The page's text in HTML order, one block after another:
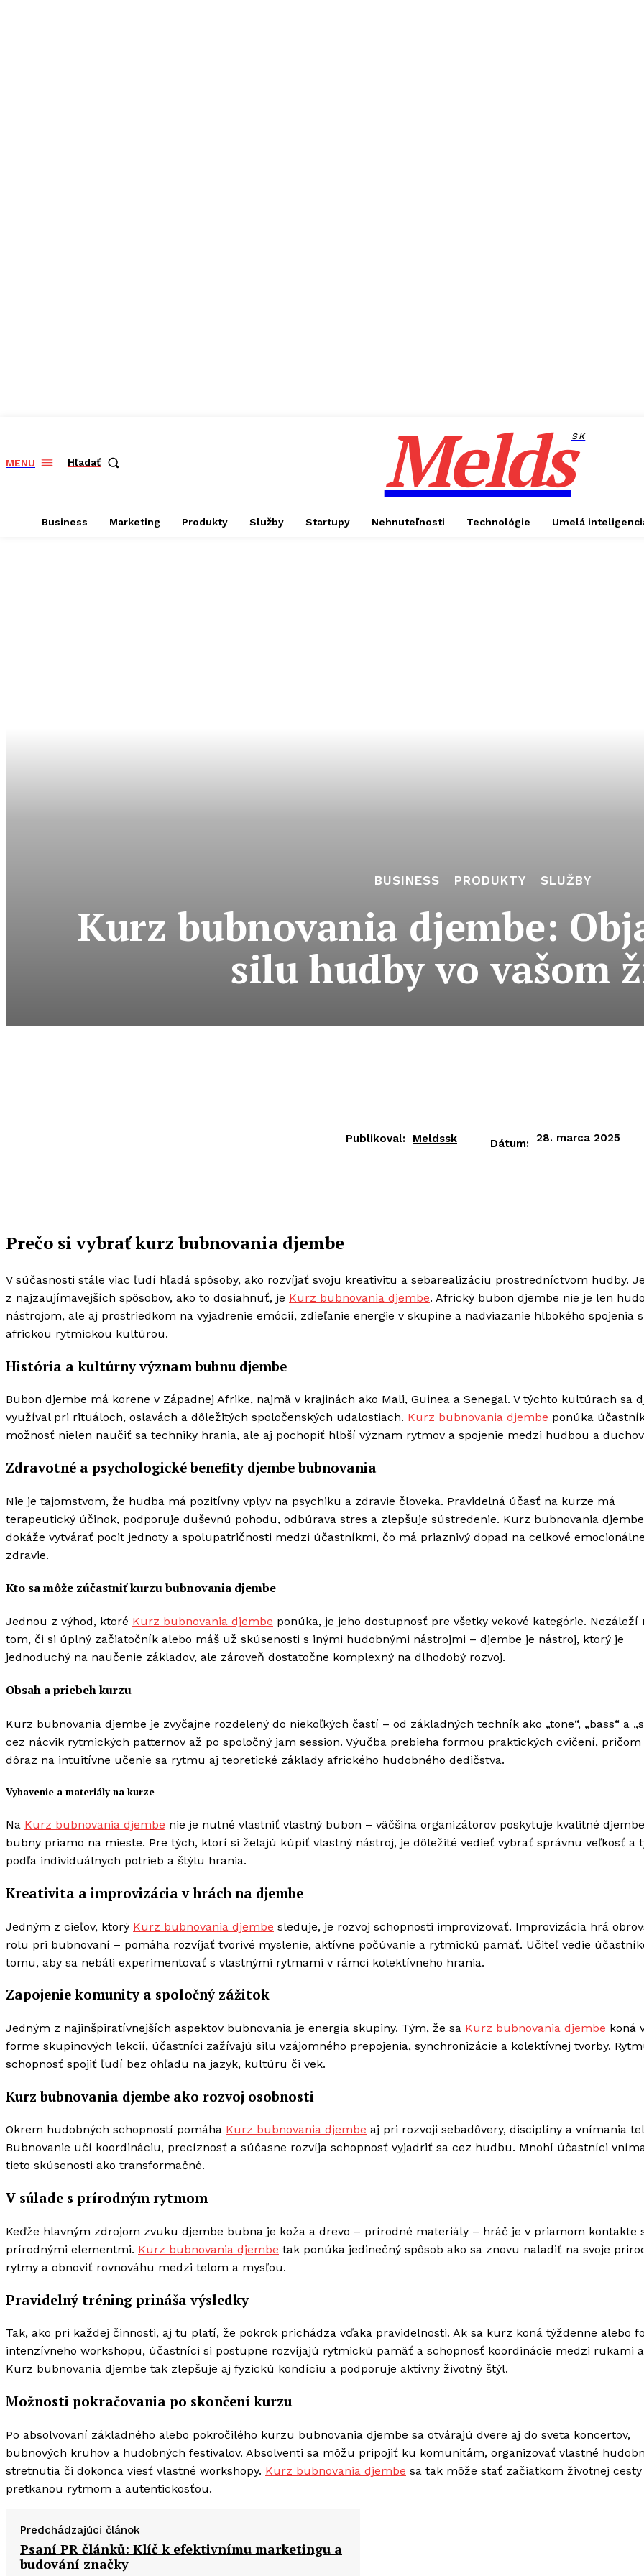
MENU Hľadať MeldsSK
Business Marketing Produkty Služby Startupy Nehnuteľnosti Technológie Umelá
BUSINESS PRODUKTY SLUŽBY
Kurz bubnovania djembe:
silu hudby vo vašom
Publikoval: Meldssk Dátum: 28. marca 2025
Prečo si vybrať kurz bubnovania djembe
V súčasnosti stále viac ľudí hľadá spôsoby, ako rozvíjať svoju kreativitu a sebarealizáciu prostredníctvom hudby.
z najzaujímavejších spôsobov, ako to dosiahnuť, je Kurz bubnovania djembe. Africký bubon djembe nie je len
nástrojom, ale aj prostriedkom na vyjadrenie emócií, zdieľanie energie v skupine a nadviazanie hlbokého spojenia s
africkou rytmickou kultúrou.
História a kultúrny význam bubnu djembe
Bubon djembe má korene v Západnej Afrike, najmä v krajinách ako Mali, Guinea a Senegal. V týchto kultúrach sa
využíval pri rituáloch, oslavách a dôležitých spoločenských udalostiach. Kurz bubnovania djembe ponúka
možnosť nielen naučiť sa techniky hrania, ale aj pochopiť hlbší význam rytmov a spojenie medzi hudbou a
Zdravotné a psychologické benefity djembe bubnovania
Nie je tajomstvom, že hudba má pozitívny vplyv na psychiku a zdravie človeka. Pravidelná účasť na kurze má
terapeutický účinok, podporuje duševnú pohodu, odbúrava stres a zlepšuje sústredenie. Kurz bubnovania djembe
dokáže vytvárať pocit jednoty a spolupatričnosti medzi účastníkmi, čo má priaznivý dopad na celkové emocionálne
zdravie.
Kto sa môže zúčastniť kurzu bubnovania djembe
Jednou z výhod, ktoré Kurz bubnovania djembe ponúka, je jeho dostupnosť pre všetky vekové kategórie. Nezáleží
tom, či si úplný začiatočník alebo máš už skúsenosti s inými hudobnými nástrojmi – djembe je nástroj, ktorý je
jednoduchý na naučenie základov, ale zároveň dostatočne komplexný na dlhodobý rozvoj.
Obsah a priebeh kurzu
Kurz bubnovania djembe je zvyčajne rozdelený do niekoľkých častí – od základných techník ako „tone“, „bass“ a
cez nácvik rytmických patternov až po spoločný jam session. Výučba prebieha formou praktických cvičení, pričom
dôraz na intuitívne učenie sa rytmu aj teoretické základy afrického hudobného dedičstva.
Vybavenie a materiály na kurze
Na Kurz bubnovania djembe nie je nutné vlastniť vlastný bubon – väčšina organizátorov poskytuje kvalitné djembe
bubny priamo na mieste. Pre tých, ktorí si želajú kúpiť vlastný nástroj, je dôležité vedieť vybrať správnu veľkosť a
podľa individuálnych potrieb a štýlu hrania.
Kreativita a improvizácia v hrách na djembe
Jedným z cieľov, ktorý Kurz bubnovania djembe sleduje, je rozvoj schopnosti improvizovať. Improvizácia hrá
rolu pri bubnovaní – pomáha rozvíjať tvorivé myslenie, aktívne počúvanie a rytmickú pamäť. Učiteľ vedie
tomu, aby sa nebáli experimentovať s vlastnými rytmami v rámci kolektívneho hrania.
Zapojenie komunity a spoločný zážitok
Jedným z najinšpiratívnejších aspektov bubnovania je energia skupiny. Tým, že sa Kurz bubnovania djembe koná
forme skupinových lekcií, účastníci zažívajú silu vzájomného prepojenia, synchronizácie a kolektívnej tvorby.
schopnosť spojiť ľudí bez ohľadu na jazyk, kultúru či vek.
Kurz bubnovania djembe ako rozvoj osobnosti
Okrem hudobných schopností pomáha Kurz bubnovania djembe aj pri rozvoji sebadôvery, disciplíny a vnímania
Bubnovanie učí koordináciu, precíznosť a súčasne rozvíja schopnosť vyjadriť sa cez hudbu. Mnohí účastníci
tieto skúsenosti ako transformačné.
V súlade s prírodným rytmom
Keďže hlavným zdrojom zvuku djembe bubna je koža a drevo – prírodné materiály – hráč je v priamom kontakte
prírodnými elementmi. Kurz bubnovania djembe tak ponúka jedinečný spôsob ako sa znovu naladiť na svoje
rytmy a obnoviť rovnováhu medzi telom a mysľou.
Pravidelný tréning prináša výsledky
Tak, ako pri každej činnosti, aj tu platí, že pokrok prichádza vďaka pravidelnosti. Ak sa kurz koná týždenne alebo
intenzívneho workshopu, účastníci si postupne rozvíjajú rytmickú pamäť a schopnosť koordinácie medzi rukami
Kurz bubnovania djembe tak zlepšuje aj fyzickú kondíciu a podporuje aktívny životný štýl.
Možnosti pokračovania po skončení kurzu
Po absolvovaní základného alebo pokročilého kurzu bubnovania djembe sa otvárajú dvere aj do sveta koncertov,
bubnových kruhov a hudobných festivalov. Absolventi sa môžu pripojiť ku komunitám, organizovať vlastné
stretnutia či dokonca viesť vlastné workshopy. Kurz bubnovania djembe sa tak môže stať začiatkom životnej cesty
pretkanou rytmom a autentickosťou.
Predchádzajúci článok
Psaní PR článků: Klíč k efektivnímu marketingu a
budování značky